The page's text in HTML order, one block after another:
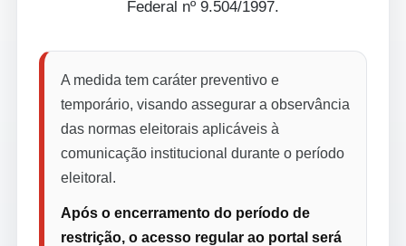
Federal nº 9.504/1997.
A medida tem caráter preventivo e
temporário, visando assegurar a observância
das normas eleitorais aplicáveis à
comunicação institucional durante o período
eleitoral.
Após o encerramento do período de
restrição, o acesso regular ao portal será